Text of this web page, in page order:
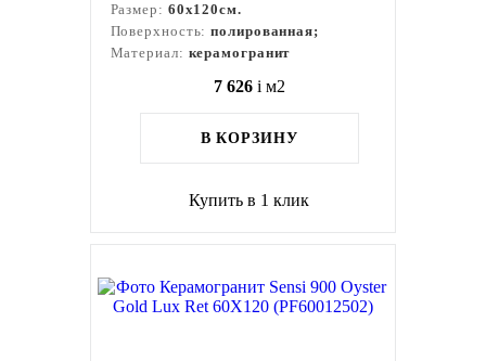
Размер: 60x120см.
Поверхность:полированная;
Материал: керамогранит
7 626 i м2
В КОРЗИНУ
Купить в 1 клик